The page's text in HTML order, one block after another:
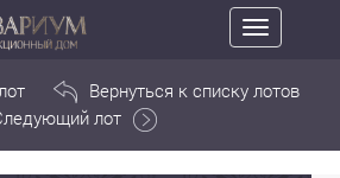
Toggle
navigation
Вернуться к списку лотов
лот